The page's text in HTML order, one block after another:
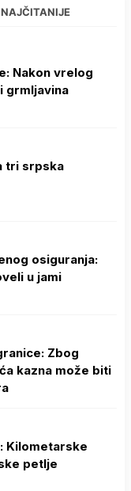
NAJČITANIJE
Nakon vrelog
grmljavina
tri srpska
osiguranja:
u jami
Zbog
kazna može biti
Kilometarske
petlje